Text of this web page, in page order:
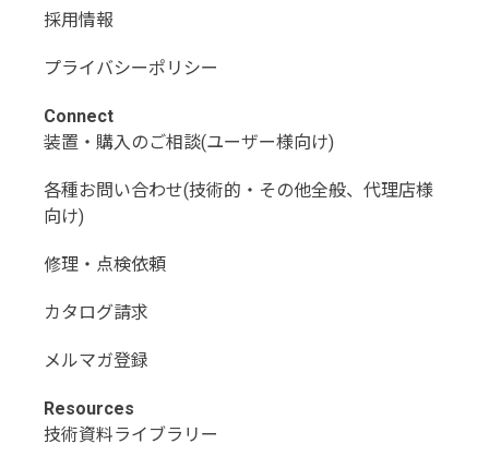
採用情報
プライバシーポリシー
Connect
装置・購入のご相談(ユーザー様向け)
各種お問い合わせ(技術的・その他全般、代理店様
向け)
修理・点検依頼
カタログ請求
メルマガ登録
Resources
技術資料ライブラリー